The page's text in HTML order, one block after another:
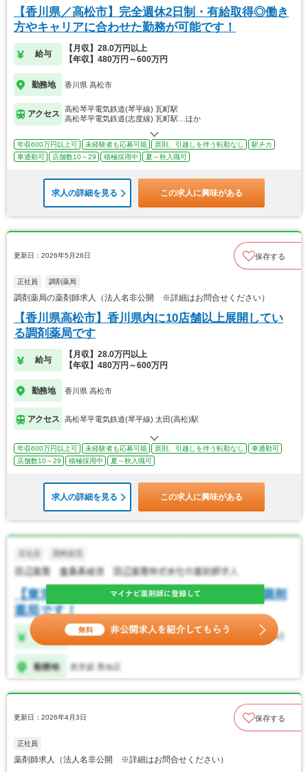
【香川県／高松市】完全週休2日制・有給取得◎働き
方やキャリアに合わせた勤務が可能です！
給与
【月収】28.0万円以上
【年収】480万円～600万円
勤務地 香川県 高松市
アクセス
高松琴平電気鉄道(琴平線) 瓦町駅
高松琴平電気鉄道(志度線) 瓦町駅…ほか
年収600万円以上可 未経験者も応募可能 原則、引越しを伴う転勤なし
駅チカ
車通勤可
店舗数10～29 積極採用中 夏～秋入職可
求人の詳細を見る この求人に興味がある
更新日：2026年5月26日 保存する
正社員 調剤薬局
調剤薬局の薬剤師求人（法人名非公開 ※詳細はお問合せください）
【香川県高松市】香川県内に10店舗以上展開してい
る調剤薬局です
給与
【月収】28.0万円以上
【年収】480万円～600万円
勤務地 香川県 高松市
アクセス 高松琴平電気鉄道(琴平線) 太田(高松)駅
年収600万円以上可 未経験者も応募可能 原則、引越しを伴う転勤なし
車通勤可
店舗数10～29
積極採用中 夏～秋入職可
求人の詳細を見る この求人に興味がある
更新日：2026年4月3日 保存する
正社員
薬剤師求人（法人名非公開 ※詳細はお問合せください）